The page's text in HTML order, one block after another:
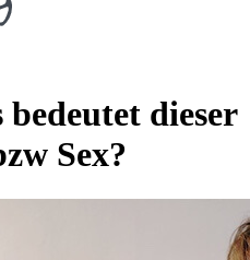
bedeutet dieser
Sex?